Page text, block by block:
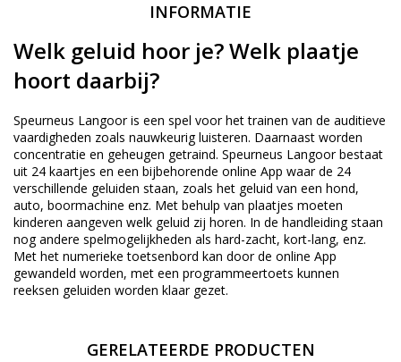
INFORMATIE
Welk geluid hoor je? Welk plaatje
hoort daarbij?
Speurneus Langoor is een spel voor het trainen van de auditieve
vaardigheden zoals nauwkeurig luisteren. Daarnaast worden
concentratie en geheugen getraind. Speurneus Langoor bestaat
uit 24 kaartjes en een bijbehorende online App waar de 24
verschillende geluiden staan, zoals het geluid van een hond,
auto, boormachine enz. Met behulp van plaatjes moeten
kinderen aangeven welk geluid zij horen. In de handleiding staan
nog andere spelmogelijkheden als hard-zacht, kort-lang, enz.
Met het numerieke toetsenbord kan door de online App
gewandeld worden, met een programmeertoets kunnen
reeksen geluiden worden klaar gezet.
GERELATEERDE PRODUCTEN